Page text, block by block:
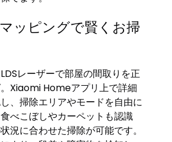
ッピングで賢くお掃
レーザーで部屋の間取りを正
Xiaomi Homeアプリ上で詳細
、掃除エリアやモードを自由に
べこぼしやカーペットも認識
況に合わせた掃除が可能です。